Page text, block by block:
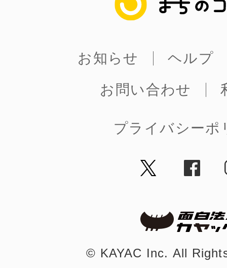
お知らせ
ヘルプ
お問い合わせ
プライバシーポ
©︎ KAYAC Inc. All